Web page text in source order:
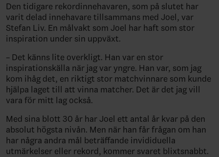
Den tidigare rekordinnehavaren, som på slutet har
varit delad innehavare tillsammans med Joel, var
Stefan Liv. En målvakt som Joel har haft som stor
inspiration under sin uppväxt.
– Det känns lite overkligt. Han var en stor
inspirationskälla när jag var yngre. Han var, som jag
kom ihåg det, en riktigt stor matchvinnare som kunde
hjälpa laget till att vinna matcher. Det är det jag vill
vara för mitt lag också.
Med sina blott 30 år har Joel ett antal år kvar på den
absolut högsta nivån. Men när han får frågan om han
har några andra mål beträffande invididuella
utmärkelser eller rekord, kommer svaret blixtsnabbt.